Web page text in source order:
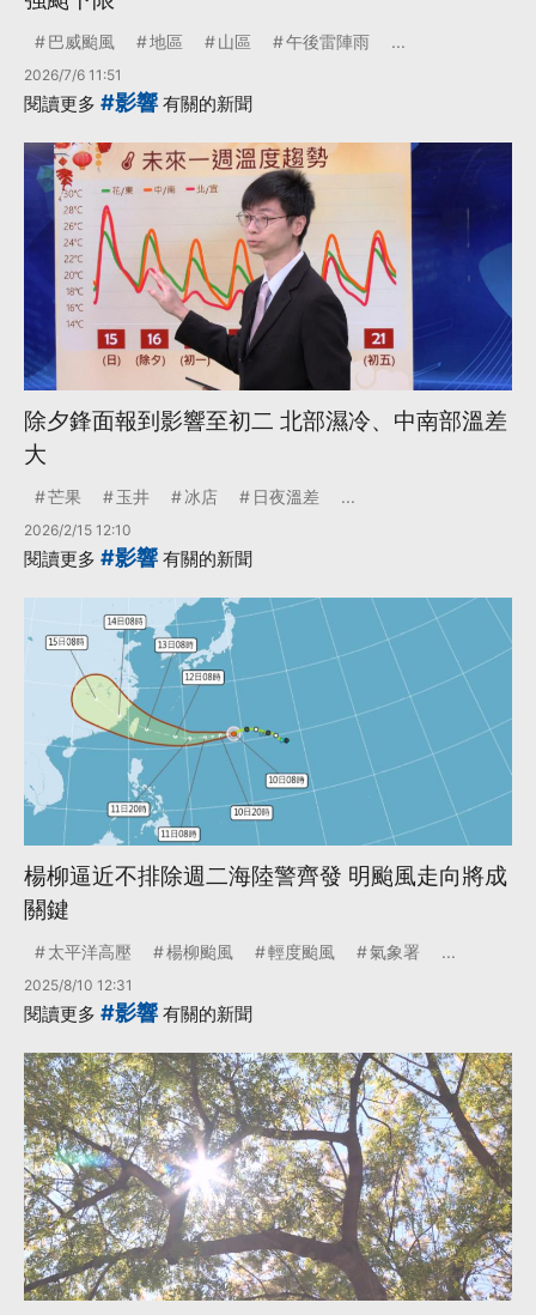
巴威颱風 地區 山區 午後雷陣雨 ...
2026/7/6 11:51
閱讀更多 #影響 有關的新聞
除夕鋒面報到影響至初二 北部濕冷、中南部溫差
大
芒果 玉井 冰店 日夜溫差 ...
2026/2/15 12:10
閱讀更多 #影響 有關的新聞
楊柳逼近不排除週二海陸警齊發 明颱風走向將成
關鍵
太平洋高壓 楊柳颱風 輕度颱風 氣象署 ...
2025/8/10 12:31
閱讀更多 #影響 有關的新聞